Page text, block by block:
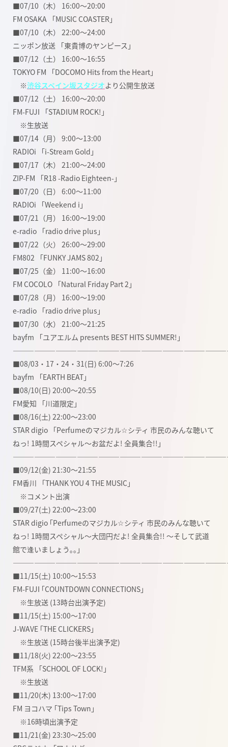
■07/10（木） 16:00〜20:00
FM OSAKA 「MUSIC COASTER」
■07/10（木） 22:00〜24:00
ニッポン放送 「東貴博のヤンピース」
■07/12（土） 16:00〜16:55
TOKYO FM 「DOCOMO Hits from the Heart」
※渋谷スペイン坂スタジオより公開生放送
■07/12（土） 16:00〜20:00
FM-FUJI 「STADIUM ROCK!」
※生放送
■07/14（月） 9:00〜13:00
RADIOi 「i-Stream Gold」
■07/17（木） 21:00〜24:00
ZIP-FM 「R18 -Radio Eighteen-」
■07/20（日） 6:00〜11:00
RADIOi 「Weekend i」
■07/21（月） 16:00〜19:00
e-radio 「radio drive plus」
■07/22（火） 26:00〜29:00
FM802 「FUNKY JAMS 802」
■07/25（金） 11:00〜16:00
FM COCOLO 「Natural Friday Part 2」
■07/28（月） 16:00〜19:00
e-radio 「radio drive plus」
■07/30（水） 21:00〜21:25
bayfm 「ユアエルム presents BEST HITS SUMMER!」
■08/03・17・24・31(日) 6:00〜7:26
bayfm 「EARTH BEAT」
■08/10(日) 20:00〜20:55
FM愛知 「川道限定」
■08/16(土) 22:00〜23:00
STAR digio 「Perfumeのマジカル☆シティ 市民のみんな聴いて
ねっ! 1時間スペシャル〜お盆だよ! 全員集合!!」
■09/12(金) 21:30〜21:55
FM香川 「THANK YOU 4 THE MUSIC」
※コメント出演
■09/27(土) 22:00〜23:00
STAR digio ｢Perfumeのマジカル☆シティ 市民のみんな聴いて
ねっ! 1時間スペシャル〜大団円だよ! 全員集合!! 〜そして武道
館で逢いましょう｡｡｣
■11/15(土) 10:00〜15:53
FM-FUJI ｢COUNTDOWN CONNECTIONS｣
※生放送 (13時台出演予定)
■11/15(土) 15:00〜17:00
J-WAVE ｢THE CLICKERS｣
※生放送 (15時台後半出演予定)
■11/18(火) 22:00〜23:55
TFM系 「SCHOOL OF LOCK!」
※生放送
■11/20(木) 13:00〜17:00
FM ヨコハマ ｢Tips Town｣
※16時頃出演予定
■11/21(金) 23:30〜25:00